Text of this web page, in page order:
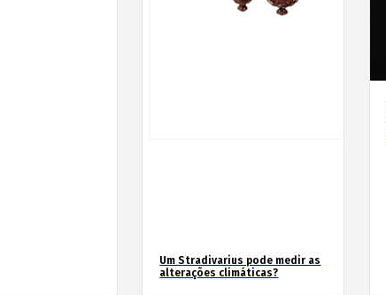
Um Stradivarius pode medir as
alterações climáticas?